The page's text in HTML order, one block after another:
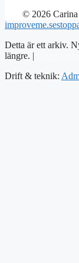
© 2026
improveme.se
Detta är ett arkiv.
längre. |
Drift & teknik: